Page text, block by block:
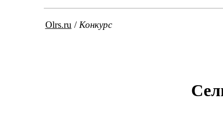
Olrs.ru / Конкурс